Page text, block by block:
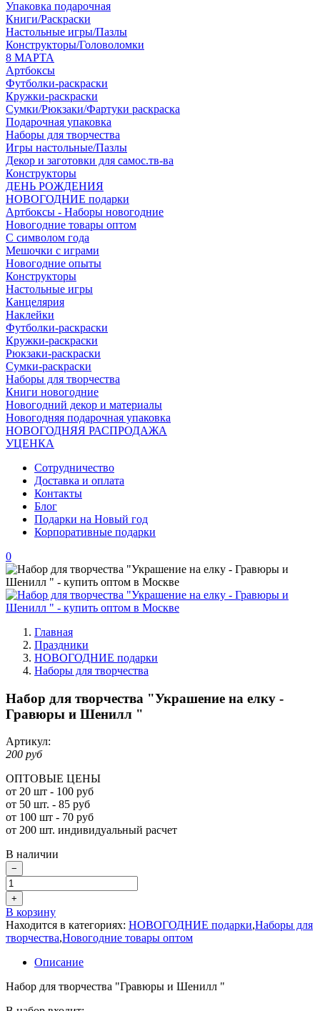
Упаковка подарочная
Книги/Раскраски
Настольные игры/Пазлы
Конструкторы/Головоломки
8 МАРТА
Артбоксы
Футболки-раскраски
Кружки-раскраски
Сумки/Рюкзаки/Фартуки раскраска
Подарочная упаковка
Наборы для творчества
Игры настольные/Пазлы
Декор и заготовки для самос.тв-ва
Конструкторы
ДЕНЬ РОЖДЕНИЯ
НОВОГОДНИЕ подарки
Артбоксы - Наборы новогодние
Новогодние товары оптом
С символом года
Мешочки с играми
Новогодние опыты
Конструкторы
Настольные игры
Канцелярия
Наклейки
Футболки-раскраски
Кружки-раскраски
Рюкзаки-раскраски
Сумки-раскраски
Наборы для творчества
Книги новогодние
Новогодний декор и материалы
Новогодняя подарочная упаковка
НОВОГОДНЯЯ РАСПРОДАЖА
УЦЕНКА
Сотрудничество
Доставка и оплата
Контакты
Блог
Подарки на Новый год
Корпоративные подарки
0
Главная
Праздники
НОВОГОДНИЕ подарки
Наборы для творчества
Набор для творчества "Украшение на елку -
Гравюры и Шенилл "
Артикул:
200 руб
ОПТОВЫЕ ЦЕНЫ
от 20 шт - 100 руб
от 50 шт. - 85 руб
от 100 шт - 70 руб
от 200 шт. индивидуальный расчет
В наличии
−
+
В корзину
Находится в категориях: НОВОГОДНИЕ подарки,Наборы для
творчества,Новогодние товары оптом
Описание
Набор для творчества "Гравюры и Шенилл "